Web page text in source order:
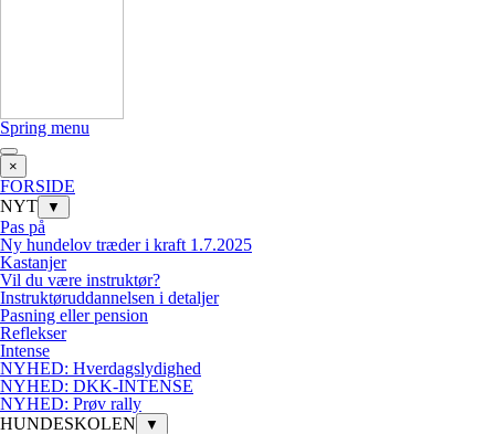
Spring menu
×
FORSIDE
NYT
▼
Pas på
Ny hundelov træder i kraft 1.7.2025
Kastanjer
Vil du være instruktør?
Instruktøruddannelsen i detaljer
Pasning eller pension
Reflekser
Intense
NYHED: Hverdagslydighed
NYHED: DKK-INTENSE
NYHED: Prøv rally
HUNDESKOLEN
▼